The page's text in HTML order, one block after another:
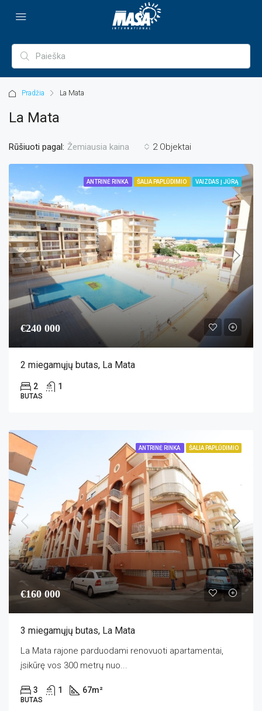
Pradžia La Mata
La Mata
2 Objektai
Rūšiuoti pagal: Žemiausia kaina
ANTRINĖ RINKA ŠALIA PAPLŪDIMIO VAIZDAS Į JŪRĄ
€240 000
2 miegamųjų butas, La Mata
2 1
BUTAS
ANTRINĖ RINKA ŠALIA PAPLŪDIMIO
€160 000
3 miegamųjų butas, La Mata
La Mata rajone parduodami renovuoti apartamentai,
įsikūrę vos 300 metrų nuo...
3 1 67m²
BUTAS